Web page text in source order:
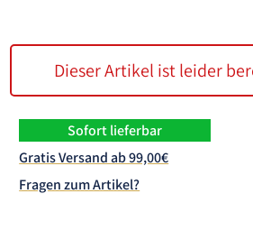
Dieser Artikel ist leider
Sofort lieferbar
Gratis Versand ab 99,00€
Fragen zum Artikel?